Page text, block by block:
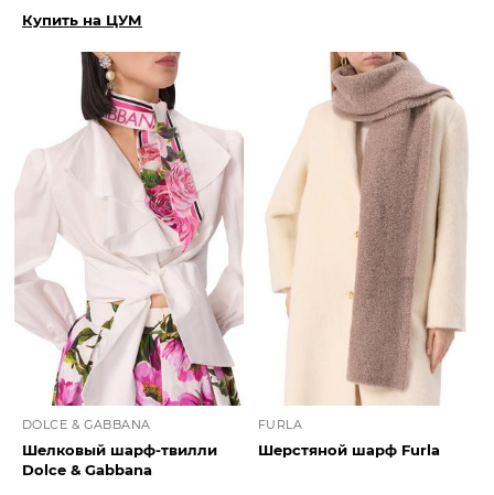
Купить на ЦУМ
DOLCE & GABBANA
Шелковый шарф-твилли
Dolce & Gabbana
FURLA
Шерстяной шарф Furla